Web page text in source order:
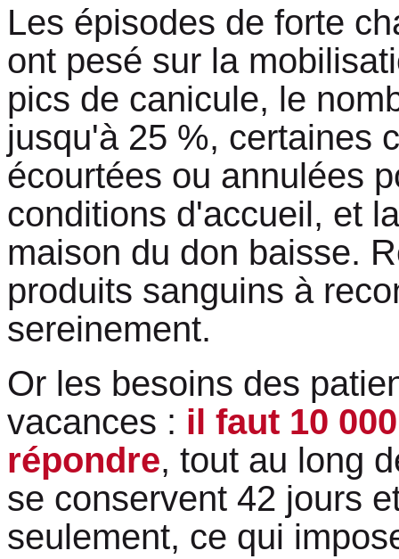
Les épisodes de forte
ont pesé sur la
pics de canicule, le
jusqu'à 25 %, certaines
écourtées ou annulées
conditions d'accueil, et
maison du don baisse.
produits sanguins à
sereinement.
Or les besoins des
vacances : il faut 10
répondre, tout au long
se conservent 42 jours
seulement, ce qui